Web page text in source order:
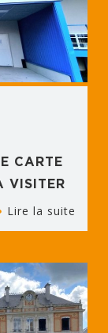
CARTE
VISITER
Lire la suite